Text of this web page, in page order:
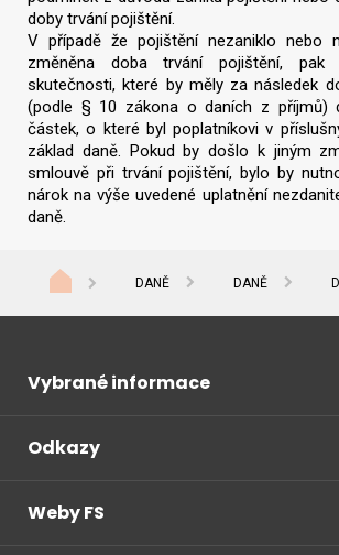
doby trvání pojištění.
V případě že pojištění nezaniklo nebo
změněna doba trvání pojištění, pak
skutečnosti, které by měly za následek
(podle § 10 zákona o daních z příjmů)
částek, o které byl poplatníkovi v
základ daně. Pokud by došlo k jiným
smlouvě při trvání pojištění, bylo by
nárok na výše uvedené uplatnění
daně.
DANĚ DANĚ
Vybrané informace
Odkazy
Weby FS